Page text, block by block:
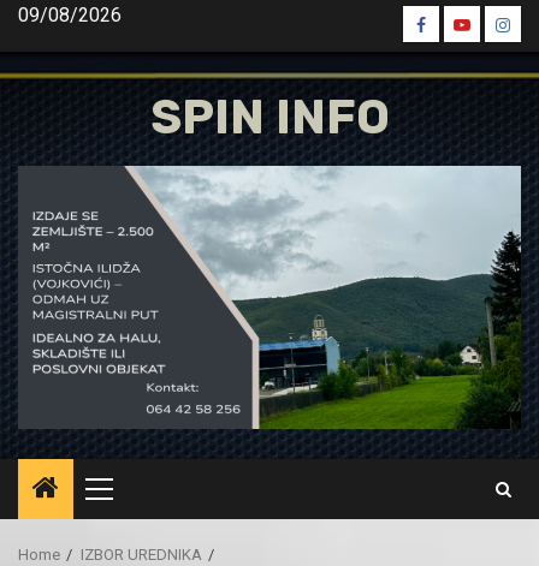
Skip
content
09/08/2026
Spin
Facebook
Spin
Youtube
Spin
SPIN INFO
Primary
Menu
Home
IZBOR UREDNIKA